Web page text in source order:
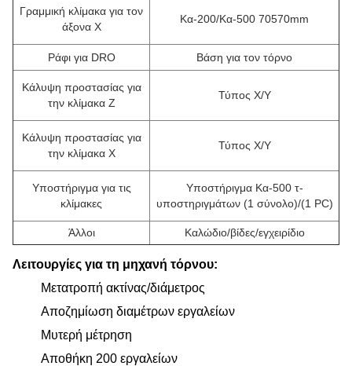
Γραμμική κλίμακα για τον
άξονα Χ
Κα-200/Κα-500 70570mm
Ράφι για DRO Βάση για τον τόρνο
Κάλυψη προστασίας για
την κλίμακα Ζ
Τύπος Χ/Υ
Κάλυψη προστασίας για
την κλίμακα Χ
Τύπος Χ/Υ
Υποστήριγμα για τις
κλίμακες
Υποστήριγμα Κα-500 τ-
υποστηριγμάτων (1 σύνολο)/(1 PC)
Άλλοι Καλώδιο/βίδες/εγχειρίδιο
Λειτουργίες για τη μηχανή τόρνου:
Μετατροπή ακτίνας/διάμετρος
Αποζημίωση διαμέτρων εργαλείων
Μυτερή μέτρηση
Αποθήκη 200 εργαλείων